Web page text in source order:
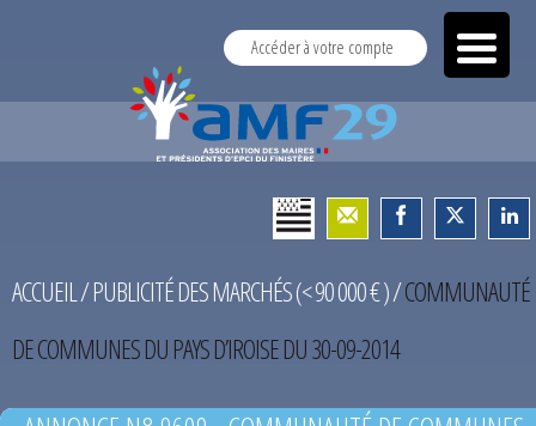
Accéder à votre compte
ACCUEIL/PUBLICITÉ DES MARCHÉS (< 90 000 € )/COMMUNAUTÉ
DE COMMUNES DU PAYS D’IROISE DU 30-09-2014